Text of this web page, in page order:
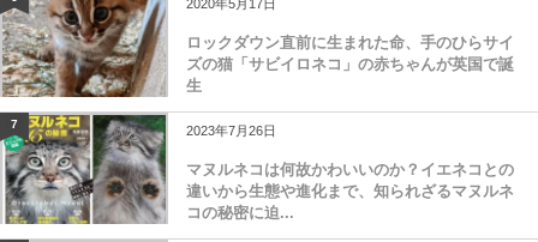
2020年5月17日
ロックダウン直前に生まれた命、手のひらサイ
ズの猫「サビイロネコ」の赤ちゃんが英国で誕
生
7 2023年7月26日
マヌルネコは何故かわいいのか？イエネコとの
違いから生態や進化まで、知られざるマヌルネ
コの秘密に迫...